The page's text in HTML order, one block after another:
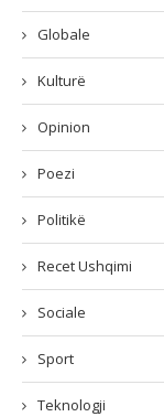
Globale
Kulturë
Opinion
Poezi
Politikë
Recet Ushqimi
Sociale
Sport
Teknologji